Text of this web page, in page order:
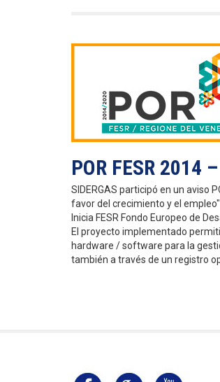
POR FESR 2014
SIDERGAS participó en un aviso
favor del crecimiento y el empleo"
Inicia FESR Fondo Europeo de
El proyecto implementado
hardware / software para la
también a través de un registro